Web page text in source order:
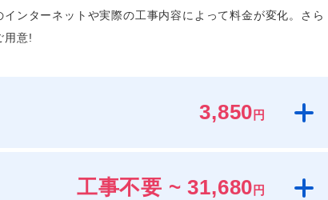
ンターネットや実際の工事内容によって料金が変化。さら
用意!
3,850 円
工事不要 ~ 31,680 円